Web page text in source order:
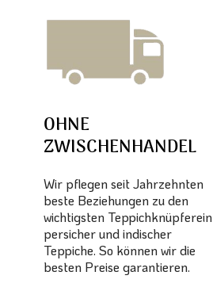
OHNE
ZWISCHENHANDEL
Wir pflegen seit Jahrzehnten
beste Beziehungen zu den
wichtigsten Teppichknüpferein
persicher und indischer
Teppiche. So können wir die
besten Preise garantieren.